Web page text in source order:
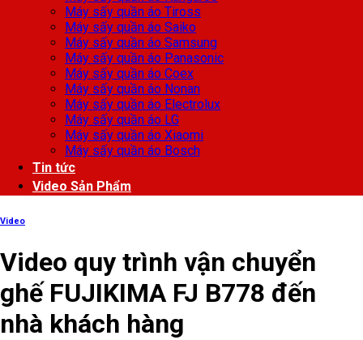
Máy sấy quần áo Tiross
Máy sấy quần áo Saiko
Máy sấy quần áo Samsung
Máy sấy quần áo Panasonic
Máy sấy quần áo Coex
Máy sấy quần áo Nonan
Máy sấy quần áo Electrolux
Máy sấy quần áo LG
Máy sấy quần áo Xiaomi
Máy sấy quần áo Bosch
Tin tức
Video Sản Phẩm
Video
Video quy trình vận chuyển
ghế FUJIKIMA FJ B778 đến
nhà khách hàng